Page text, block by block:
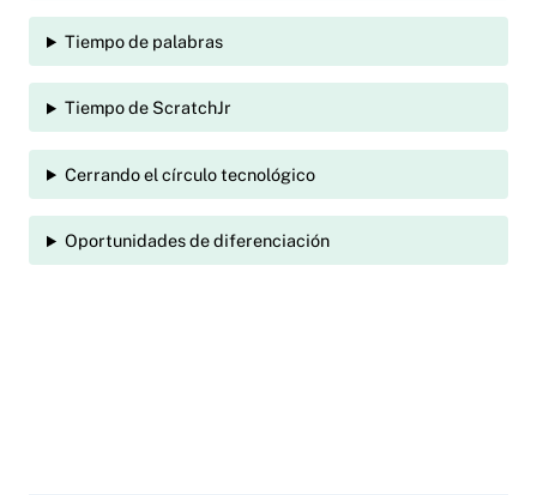
Tiempo de palabras
Tiempo de ScratchJr
Cerrando el círculo tecnológico
Oportunidades de diferenciación